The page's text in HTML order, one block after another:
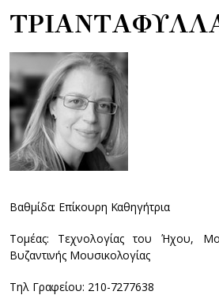
Βαθμίδα: Επίκουρη Καθηγήτρια
Τομέας: Τεχνολογίας του Ήχου,
Βυζαντινής Μουσικολογίας
Τηλ Γραφείου: 210-7277638